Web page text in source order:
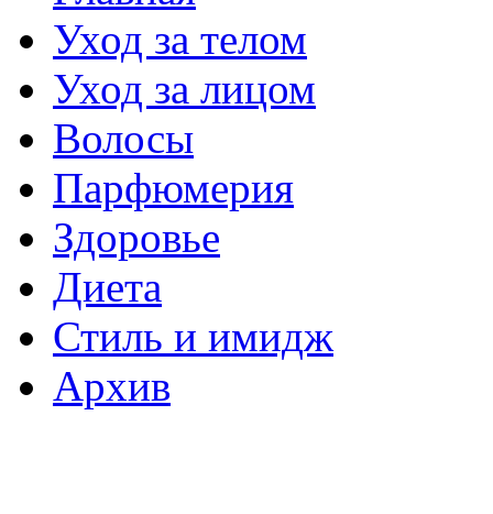
Уход за телом
Уход за лицом
Волосы
Парфюмерия
Здоровье
Диета
Стиль и имидж
Архив